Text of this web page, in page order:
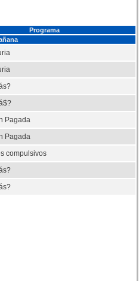
Programa
Pagada
Pagada
compulsivos